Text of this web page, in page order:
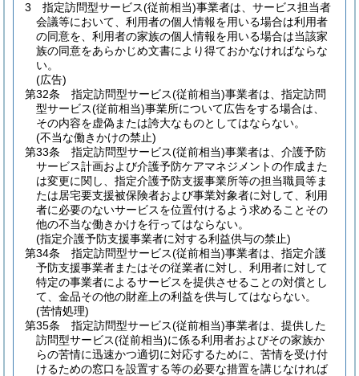
3
指定訪問型サービス(従前相当)事業者は、サービス担当者
会議等において、利用者の個人情報を用いる場合は利用者
の同意を、利用者の家族の個人情報を用いる場合は当該家
族の同意をあらかじめ文書により得ておかなければならな
い。
(広告)
第32条
指定訪問型サービス(従前相当)事業者は、指定訪問
型サービス(従前相当)事業所について広告をする場合は、
その内容を虚偽または誇大なものとしてはならない。
(不当な働きかけの禁止)
第33条
指定訪問型サービス(従前相当)事業者は、介護予防
サービス計画および介護予防ケアマネジメントの作成また
は変更に関し、指定介護予防支援事業所等の担当職員等ま
たは居宅要支援被保険者および事業対象者に対して、利用
者に必要のないサービスを位置付けるよう求めることその
他の不当な働きかけを行ってはならない。
(指定介護予防支援事業者に対する利益供与の禁止)
第34条
指定訪問型サービス(従前相当)事業者は、指定介護
予防支援事業者またはその従業者に対し、利用者に対して
特定の事業者によるサービスを提供させることの対償とし
て、金品その他の財産上の利益を供与してはならない。
(苦情処理)
第35条
指定訪問型サービス(従前相当)事業者は、提供した
訪問型サービス(従前相当)に係る利用者およびその家族か
らの苦情に迅速かつ適切に対応するために、苦情を受け付
けるための窓口を設置する等の必要な措置を講じなければ